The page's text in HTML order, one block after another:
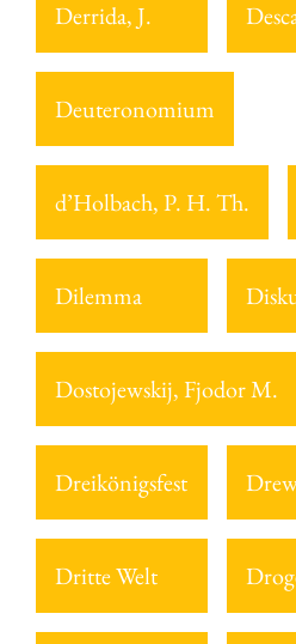
Derrida, J.
Deuteronomium
d’Holbach, P. H. Th.
Dilemma
Dostojewskij, Fjodor M.
Dreikönigsfest
Dritte Welt